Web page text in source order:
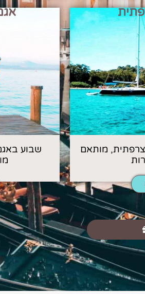
הצרפתית, מותאם
שבוע